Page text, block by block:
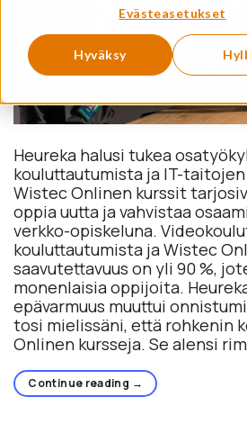
Evästeasetukset
Hyväksy
Heureka halusi tukea
kouluttautumista ja IT-
Wistec Onlinen kurssit
oppia uutta ja vahvistaa
verkko-opiskeluna.
kouluttautumista ja Wistec
saavutettavuus on yli 90 %,
monenlaisia oppijoita.
epävarmuus muuttui
tosi mielissäni, että rohkenin
Onlinen kursseja. Se alensi
Continue reading →